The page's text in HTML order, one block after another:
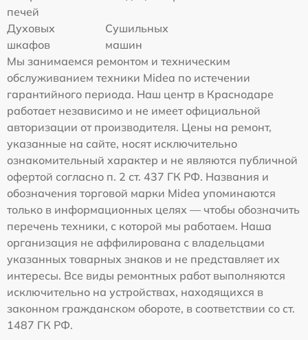
печей
Духовых
шкафов
Сушильных
машин
Мы занимаемся ремонтом и техническим
обслуживанием техники Midea по истечении
гарантийного периода. Наш центр в Краснодаре
работает независимо и не имеет официальной
авторизации от производителя. Цены на ремонт,
указанные на сайте, носят исключительно
ознакомительный характер и не являются публичной
офертой согласно п. 2 ст. 437 ГК РФ. Названия и
обозначения торговой марки Midea упоминаются
только в информационных целях — чтобы обозначить
перечень техники, с которой мы работаем. Наша
организация не аффилирована с владельцами
указанных товарных знаков и не представляет их
интересы. Все виды ремонтных работ выполняются
исключительно на устройствах, находящихся в
законном гражданском обороте, в соответствии со ст.
1487 ГК РФ.